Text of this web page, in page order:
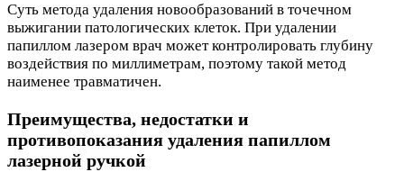
Суть метода удаления новообразований в точечном
выжигании патологических клеток. При удалении
папиллом лазером врач может контролировать глубину
воздействия по миллиметрам, поэтому такой метод
наименее травматичен.
Преимущества, недостатки и
противопоказания удаления папиллом
лазерной ручкой